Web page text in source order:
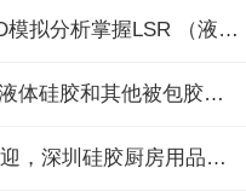
液态硅胶加工厂家透过Moldex3D模拟分析掌握LSR （液态硅胶）射出成型的成...
LSR液态硅胶包胶加工工艺增强液体硅胶和其他被包胶素材（塑胶货五金）粘接...
硅胶制品深受欧美国家的人们欢迎，深圳硅胶厨房用品厂家介绍硅胶厨具的优...